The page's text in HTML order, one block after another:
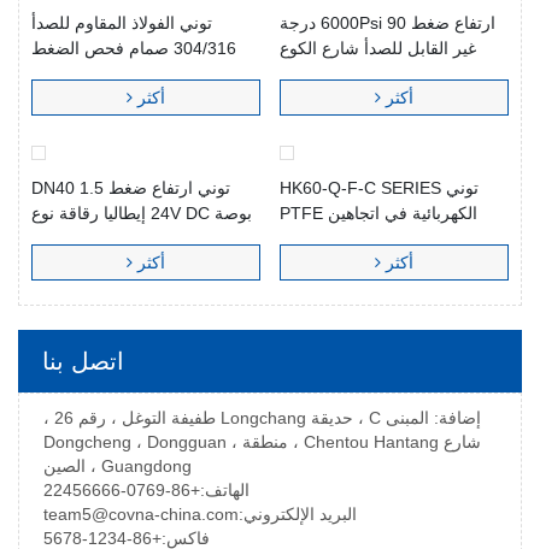
ارتفاع ضغط 6000Psi 90 درجة
غير القابل للصدأ شارع الكوع
أكثر
توني الفولاذ المقاوم للصدأ
304/316 صمام فحص الضغط
أكثر
توني HK60-Q-F-C SERIES
الكهربائية في اتجاهين PTFE
مزدوج من الفولاذ المقاوم للصدأ
أكثر
توني ارتفاع ضغط DN40 1.5
بوصة 24V DC إيطاليا رقاقة نوع
للصدأ محرك تعمل الكرة صمام
أكثر
اتصل بنا
إضافة: المبنى C ، حديقة Longchang طفيفة التوغل ، رقم 26 ،
شارع Chentou Hantang ، منطقة Dongcheng ، Dongguan ،
Guangdong ، الصين
الهاتف:+86-0769-22456666
البريد الإلكتروني:team5@covna-china.com
فاكس:+86-1234-5678